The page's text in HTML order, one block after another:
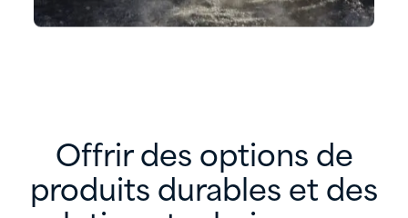
Offrir des options de
produits durables et des